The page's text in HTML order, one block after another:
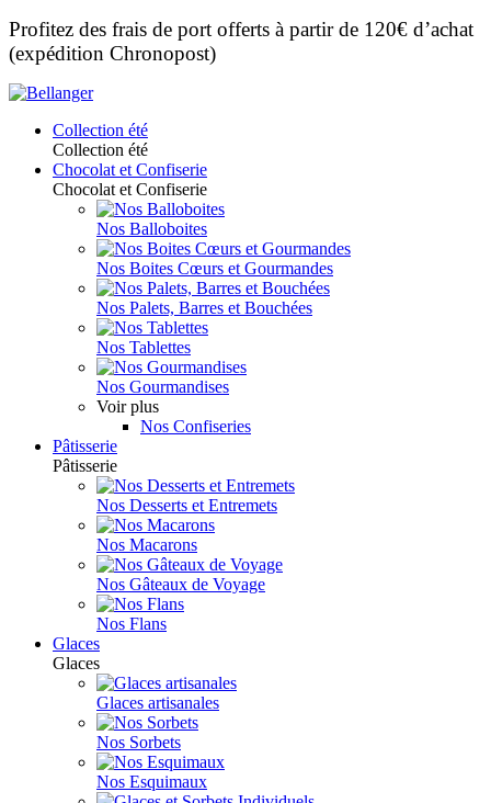
Profitez des frais de port offerts à partir de 120€ d’achat
(expédition Chronopost)
Collection été
Collection été
Chocolat et Confiserie
Chocolat et Confiserie
Nos Balloboites
Nos Boites Cœurs et Gourmandes
Nos Palets, Barres et Bouchées
Nos Tablettes
Nos Gourmandises
Voir plus
Nos Confiseries
Pâtisserie
Pâtisserie
Nos Desserts et Entremets
Nos Macarons
Nos Gâteaux de Voyage
Nos Flans
Glaces
Glaces
Glaces artisanales
Nos Sorbets
Nos Esquimaux